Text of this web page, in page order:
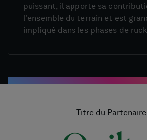
puissant, il apporte sa
l'ensemble du terrain et est
impliqué dans les phases de
Titre du Partenaire